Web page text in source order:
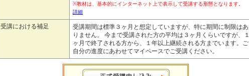
※教材は、基本的にインターネット上で表示して受講する形態となります。
詳細
受講における補足
受講期間は標準３ヶ月と想定していますが、特に期間に制限はあ
りません。 今まで受講された方の平均は３ヶ月くらいですが、１
ヶ月で終了される方から、１年以上継続される方までいます。ご
自分の進度にあわせてマイペースでご受講ください。